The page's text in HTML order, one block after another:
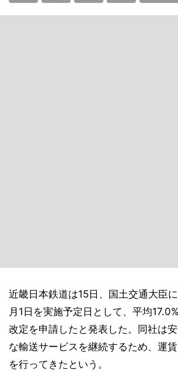
近畿日本鉄道は15日、国土交通大臣
月1日を実施予定日として、平均
改定を申請したと発表した。同社は
な輸送サービスを継続するため、運
を行ってきたという。